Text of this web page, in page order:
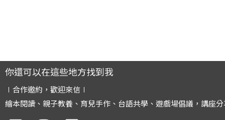
你還可以在這些地方找到我
∣合作邀約，歡迎來信∣
繪本閱讀、親子教養、育兒手作、台語共學、遊戲場倡議，講座